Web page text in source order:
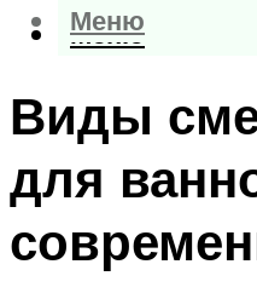
Меню
Меню
Виды
для